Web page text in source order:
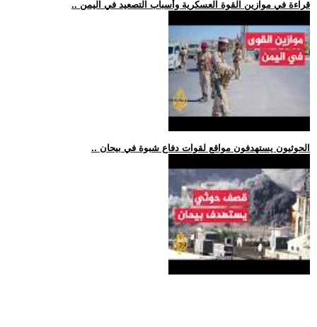
.. قراءة في موازين القوة العسكرية وأسباب التصعيد في اليمن
.. الحوثيون يستهدفون مواقع لقوات دفاع شبوة في بيحان